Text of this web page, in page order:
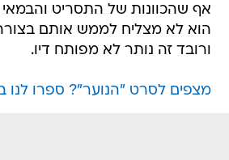
אף שהכוונות של התסריט והבמאי
הוא לא מצליח לממש אותם
ורובד זה נותר לא מפותח דיו.
מצפים לסרט "הנוער"? ספרו לנו